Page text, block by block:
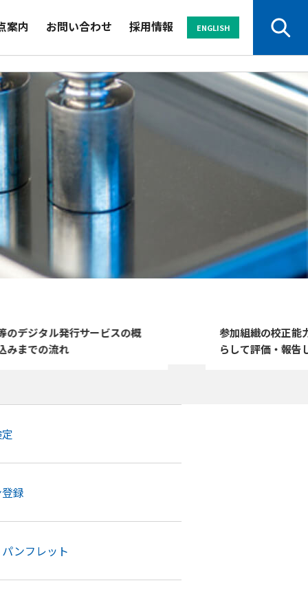
案内 お問い合わせ 採用情報 ENGLISH
サービスから探す
業界から探す
パンフレット
よくある
お問い合わせ
お申し込み・
お見積もり
正能力（結果）を、基準と照
報告します
基礎から実践ま
富なラインナップ
録
ンフレット